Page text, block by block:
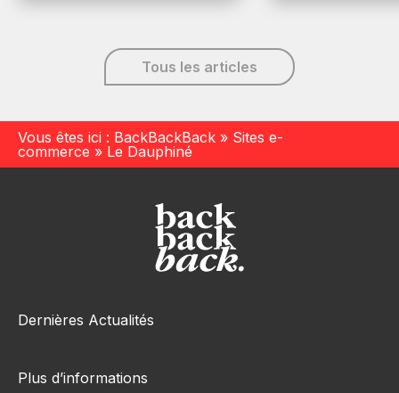
Tous les articles
Vous êtes ici : BackBackBack » Sites e-
commerce » Le Dauphiné
Dernières Actualités
Plus d’informations